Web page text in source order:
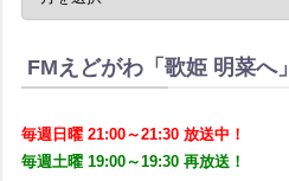
FMえどがわ「歌姫 明菜へ」
毎週日曜 21:00～21:30 放送中！
毎週土曜 19:00～19:30 再放送！